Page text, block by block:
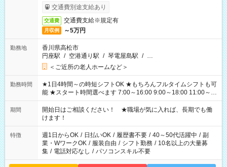
了次第のお支払いとなります。
交通費別途支給あり
交通費 交通費支給※規定有
月収例 ～5万円
勤務地
香川県高松市
円座駅 / 空港通り駅 / 琴電屋島駅 / …
＜ご近所の老人ホームなど＞
勤務時間
★1日4時間～の時短シフトOK ★もちろんフルタイムシフトも可
能 ★スタート時間選べます 7:00～16:00 9:00～18:00 11:00～
20:00 など 残業なし！ ※Wワークの場合、他のお仕事と合わせ
週40時間超の就業はご案内できません ※法令に基づき、週20時
間以上勤務は社会保険への加入対象となります ※労働者派遣法
（日雇い派遣の原則禁止）により、短時間・短期間の就業はご
案内が難しい場合があります
期間
開始日はご相談ください！ ★職場が気に入れば、長期でも働
けます！
特徴 週1日からOK / 日払いOK / 履歴書不要 / 40～50代活躍中 / 副
業・WワークOK / 服装自由 / シフト勤務 / 10名以上の大量募
集 / 電話対応なし / パソコンスキル不要